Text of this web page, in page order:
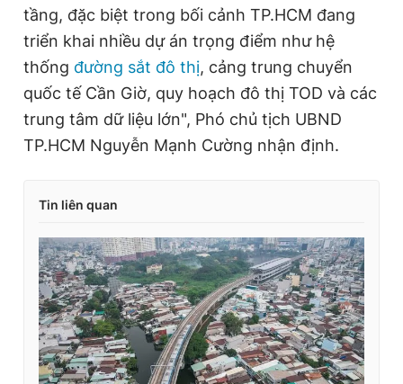
tầng, đặc biệt trong bối cảnh TP.HCM đang
triển khai nhiều dự án trọng điểm như hệ
thống đường sắt đô thị, cảng trung chuyển
quốc tế Cần Giờ, quy hoạch đô thị TOD và các
trung tâm dữ liệu lớn", Phó chủ tịch UBND
TP.HCM Nguyễn Mạnh Cường nhận định.
Tin liên quan